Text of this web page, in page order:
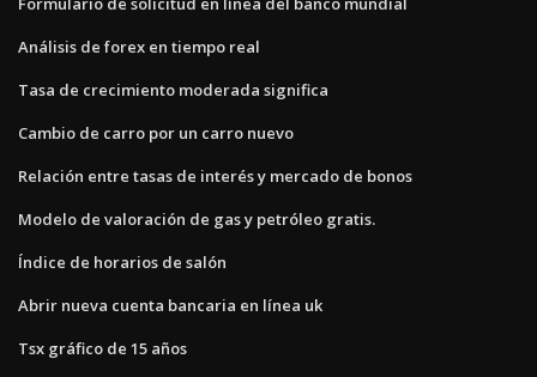
Análisis de forex en tiempo real
Tasa de crecimiento moderada significa
Cambio de carro por un carro nuevo
Relación entre tasas de interés y mercado de bonos
Modelo de valoración de gas y petróleo gratis.
Índice de horarios de salón
Abrir nueva cuenta bancaria en línea uk
Tsx gráfico de 15 años